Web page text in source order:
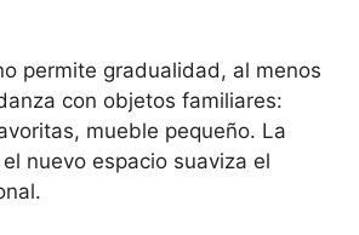
permite gradualidad, al menos
con objetos familiares:
mueble pequeño. La
nuevo espacio suaviza el